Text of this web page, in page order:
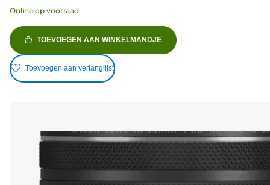
Online op voorraad
TOEVOEGEN AAN WINKELMANDJE
Toevoegen aan verlanglijst